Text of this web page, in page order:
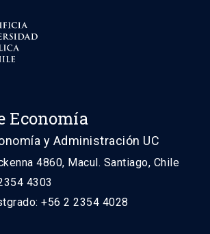
Economía
y Administración UC
4860, Macul. Santiago, Chile
4303
+56 2 2354 4028